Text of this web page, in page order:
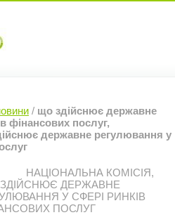
Контакти »
/ що здійснює державне
фінансових послуг,
державне регулювання у
НАЦІОНАЛЬНА КОМІСІЯ,
ДЕРЖАВНЕ
У СФЕРІ РИНКІВ
ПОСЛУГ